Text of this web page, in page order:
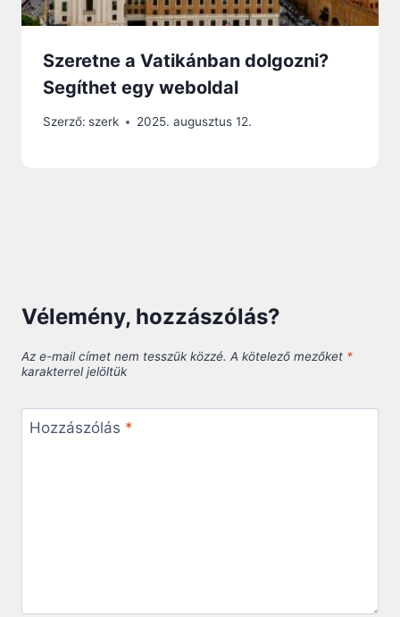
Szeretne a Vatikánban dolgozni?
Segíthet egy weboldal
Szerző: szerk 2025. augusztus 12.
Vélemény, hozzászólás?
Az e-mail címet nem tesszük közzé. A kötelező mezőket *
karakterrel jelöltük
Hozzászólás *